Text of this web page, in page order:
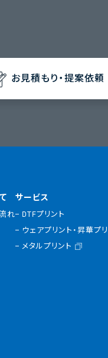
お見積もり・提案依頼
れ
サービス
DTFプリント
ウェアプリント・昇華プ
メタルプリント